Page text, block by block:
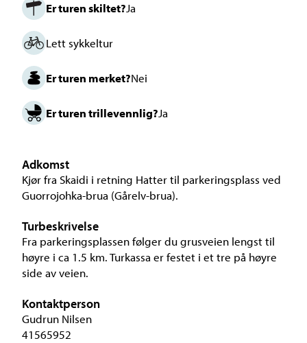
Er turen skiltet?Ja
Lett sykkeltur
Er turen merket?Nei
Er turen trillevennlig?Ja
Adkomst
Kjør fra Skaidi i retning Hatter til parkeringsplass ved
Guorrojohka-brua (Gårelv-brua).
Turbeskrivelse
Fra parkeringsplassen følger du grusveien lengst til
høyre i ca 1.5 km. Turkassa er festet i et tre på høyre
side av veien.
Kontaktperson
Gudrun Nilsen
41565952